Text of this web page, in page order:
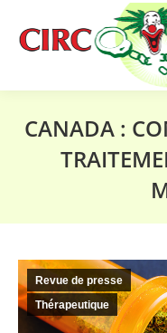
CANADA :
Revue de presse
Thérapeutique